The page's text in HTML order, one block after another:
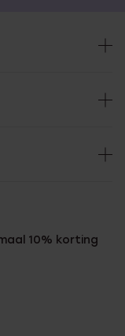
10% korting